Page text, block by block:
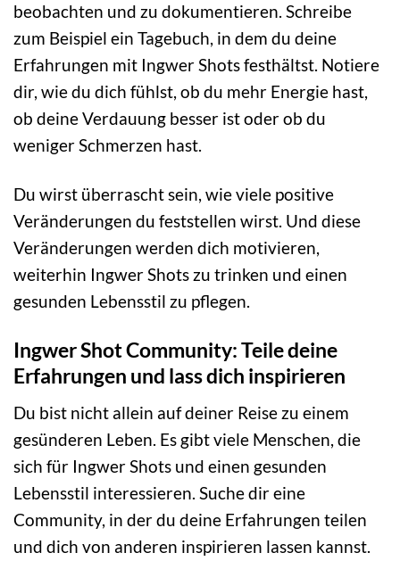
beobachten und zu dokumentieren. Schreibe
zum Beispiel ein Tagebuch, in dem du deine
Erfahrungen mit Ingwer Shots festhältst. Notiere
dir, wie du dich fühlst, ob du mehr Energie hast,
ob deine Verdauung besser ist oder ob du
weniger Schmerzen hast.
Du wirst überrascht sein, wie viele positive
Veränderungen du feststellen wirst. Und diese
Veränderungen werden dich motivieren,
weiterhin Ingwer Shots zu trinken und einen
gesunden Lebensstil zu pflegen.
Ingwer Shot Community: Teile deine
Erfahrungen und lass dich inspirieren
Du bist nicht allein auf deiner Reise zu einem
gesünderen Leben. Es gibt viele Menschen, die
sich für Ingwer Shots und einen gesunden
Lebensstil interessieren. Suche dir eine
Community, in der du deine Erfahrungen teilen
und dich von anderen inspirieren lassen kannst.